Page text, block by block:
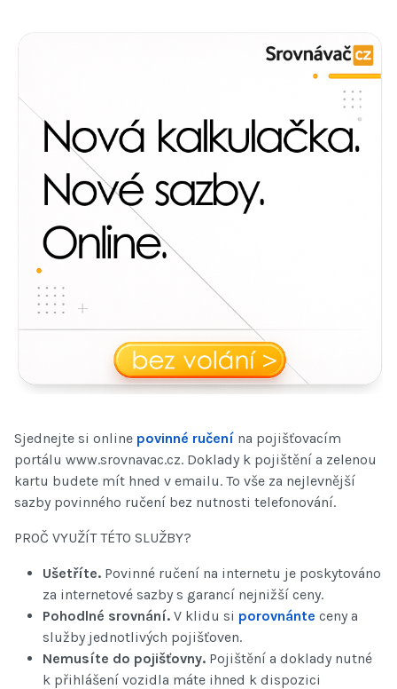
Sjednejte si online povinné ručení na pojišťovacím
portálu www.srovnavac.cz. Doklady k pojištění a zelenou
kartu budete mít hned v emailu. To vše za nejlevnější
sazby povinného ručení bez nutnosti telefonování.
PROČ VYUŽÍT TÉTO SLUŽBY?
Ušetříte. Povinné ručení na internetu je poskytováno
za internetové sazby s garancí nejnižší ceny.
Pohodlné srovnání. V klidu si porovnánte ceny a
služby jednotlivých pojišťoven.
Nemusíte do pojišťovny. Pojištění a doklady nutné
k přihlášení vozidla máte ihned k dispozici